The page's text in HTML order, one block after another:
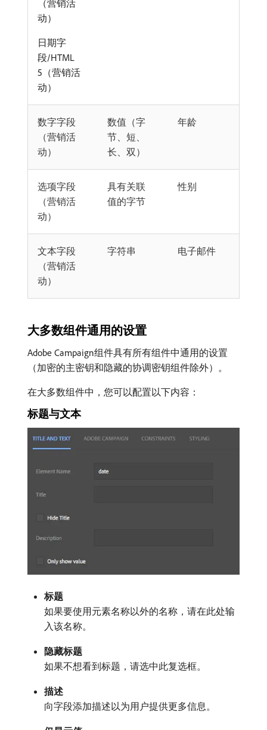
（营销活
动）
日期字
段/HTML
5（营销活
动）
数字字段
（营销活
动）
数值（字
节、短、
长、双）
年龄
选项字段
（营销活
动）
具有关联
值的字节
性别
文本字段
（营销活
动）
字符串 电子邮件
大多数组件通用的设置
Adobe Campaign组件具有所有组件中通用的设置
（加密的主密钥和隐藏的协调密钥组件除外）。
在大多数组件中，您可以配置以下内容：
标题与文本
标题
如果要使用元素名称以外的名称，请在此处输
入该名称。
隐藏标题
如果不想看到标题，请选中此复选框。
描述
向字段添加描述以为用户提供更多信息。